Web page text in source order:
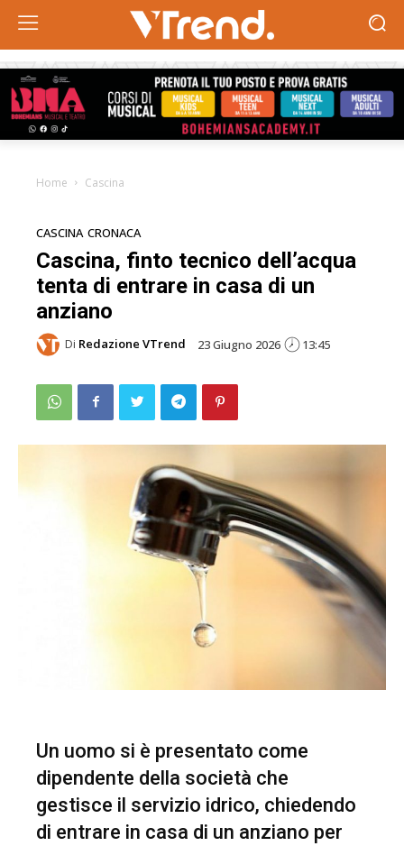
Home Cascina
CASCINA CRONACA
Cascina, finto tecnico dell’acqua
tenta di entrare in casa di un
anziano
Di Redazione VTrend 23 Giugno 2026 13:45
Un uomo si è presentato come
dipendente della società che
gestisce il servizio idrico, chiedendo
di entrare in casa di un anziano per